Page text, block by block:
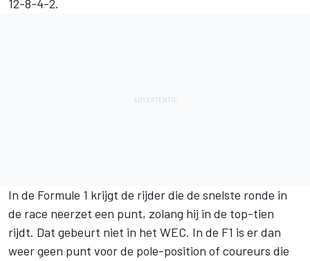
12-8-4-2.
In de Formule 1 krijgt de rijder die de snelste ronde in
de race neerzet een punt, zolang hij in de top-tien
rijdt. Dat gebeurt niet in het WEC. In de F1 is er dan
weer geen punt voor de pole-position of coureurs die